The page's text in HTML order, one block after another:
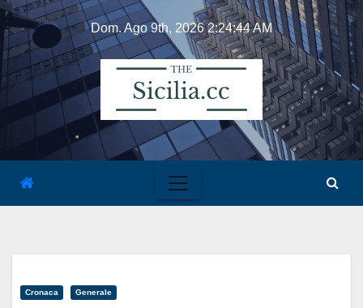
Skip
content
Dom. Ago 9th, 20262:24:44 AM
Cronaca Generale